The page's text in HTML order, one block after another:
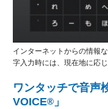
インターネットからの情報
字入力時には、現在地に応
ワンタッチで音声
VOICE® 」